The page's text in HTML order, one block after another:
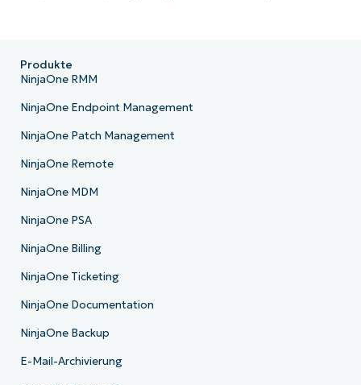
Produkte
NinjaOne RMM
NinjaOne Endpoint Management
NinjaOne Patch Management
NinjaOne Remote
NinjaOne MDM
NinjaOne PSA
NinjaOne Billing
NinjaOne Ticketing
NinjaOne Documentation
NinjaOne Backup
E-Mail-Archivierung